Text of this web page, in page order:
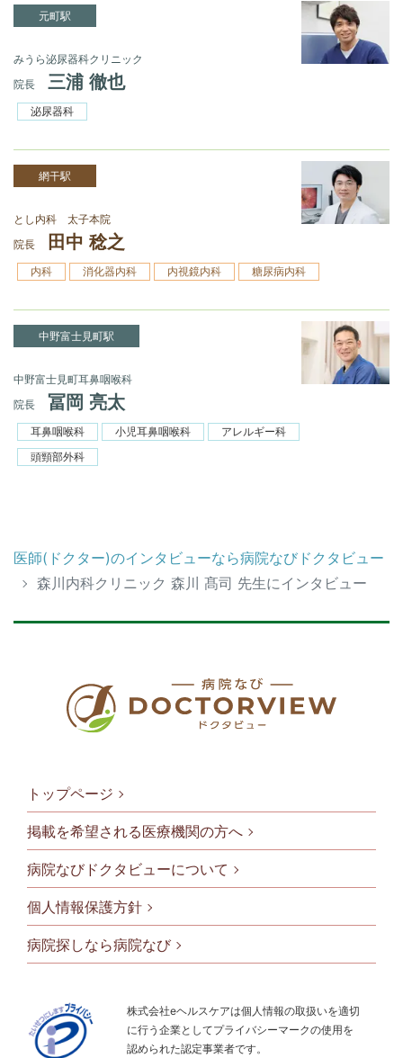
元町駅
みうら泌尿器科クリニック
院長
三浦 徹也
泌尿器科
網干駅
とし内科 太子本院
院長
田中 稔之
内科 消化器内科 内視鏡内科 糖尿病内科
中野富士見町駅
中野富士見町耳鼻咽喉科
院長
冨岡 亮太
耳鼻咽喉科 小児耳鼻咽喉科
アレルギー科
頭頸部外科
医師(ドクター)のインタビューなら病院なびドクタビュー
森川内科クリニック 森川 髙司 先生にインタビュー
フッタメニ
トップページ
掲載を希望される医療機関の方へ
病院なびドクタビューについて
個人情報保護方針
病院探しなら病院なび
株式会社eヘルスケアは個人情報の取扱いを適切
に行う企業としてプライバシーマークの使用を
認められた認定事業者です。